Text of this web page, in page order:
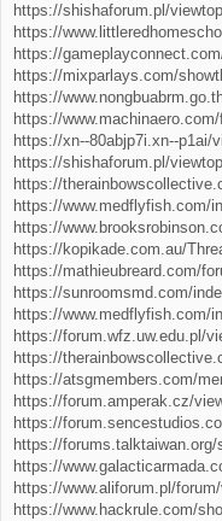
https://shishaforum.pl/
https://
https://
https://mixparlays.com/
https://
https://
https://xn--80abjp7i.xn--p1ai/
https://shishaforum.pl/
https://
https://www.medflyfish.com/
https://
https://kopikade.com.au/
https://mathieubreard.com/
https://sunroomsmd.com/
https://www.medflyfish.com/
https://forum.wfz.uw.edu.pl/
https://
https://atsgmembers.com/
https://forum.amperak.cz/
https://
https://
https://
https://www.aliforum.pl/
https://www.hackrule.com/